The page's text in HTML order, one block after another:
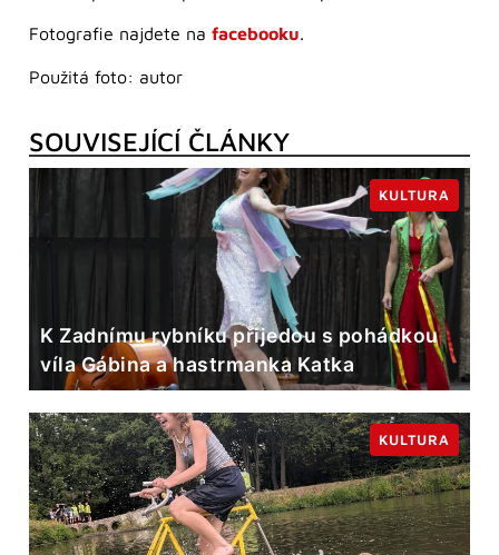
Fotografie najdete na facebooku.
Použitá foto: autor
SOUVISEJÍCÍ ČLÁNKY
K Zadnímu rybníku přijedou s pohádkou
víla Gábina a hastrmanka Katka
KULTURA
KULTURA